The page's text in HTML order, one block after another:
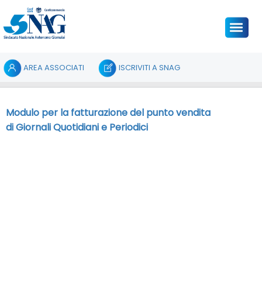
AREA ASSOCIATI ISCRIVITI A SNAG
Home Fatturazione Pubblicazioni
Modulo per la fatturazione del punto vendita
di Giornali Quotidiani e Periodici